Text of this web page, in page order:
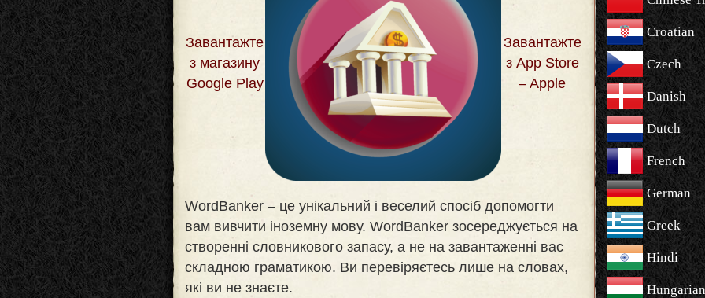
Завантажте
з магазину
Google Play
Завантажте
з App Store
– Apple
WordBanker – це унікальний і веселий спосіб допомогти
вам вивчити іноземну мову. WordBanker зосереджується на
створенні словникового запасу, а не на завантаженні вас
складною граматикою. Ви перевіряєтесь лише на словах,
які ви не знаєте.
Croatian
Czech
Danish
Dutch
French
German
Greek
Hindi
Hungarian